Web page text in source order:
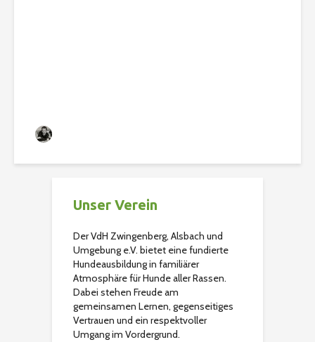
Unser Verein
Der VdH Zwingenberg, Alsbach und
Umgebung e.V. bietet eine fundierte
Hundeausbildung in familiärer
Atmosphäre für Hunde aller Rassen.
Dabei stehen Freude am
gemeinsamen Lernen, gegenseitiges
Vertrauen und ein respektvoller
Umgang im Vordergrund.